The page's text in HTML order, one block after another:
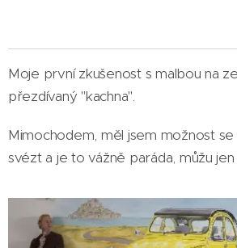
Moje první zkušenost s malbou na
přezdívaný "kachna".
Mimochodem, měl jsem možnost
svézt a je to vážně paráda, můžu